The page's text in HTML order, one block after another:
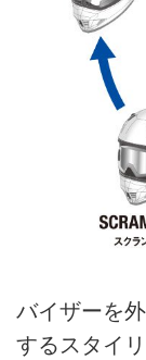
バイザーを
するスタイリ